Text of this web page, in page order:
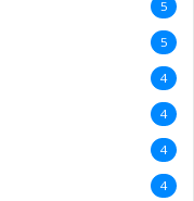
5
5
4
4
4
4